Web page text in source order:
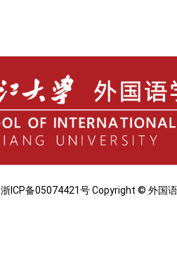
浙ICP备05074421号 Copyright © 外国